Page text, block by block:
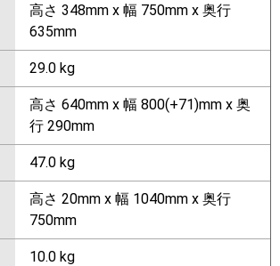
高さ 348mm x 幅 750mm x 奥行
635mm
29.0 kg
高さ 640mm x 幅 800(+71)mm x 奥
行 290mm
47.0 kg
高さ 20mm x 幅 1040mm x 奥行
750mm
10.0 kg